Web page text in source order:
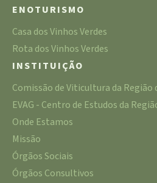
ENOTURISMO
Casa dos Vinhos Verdes
Rota dos Vinhos Verdes
INSTITUIÇÃO
Comissão de Viticultura da Região
EVAG - Centro de Estudos da
Onde Estamos
Missão
Órgãos Sociais
Órgãos Consultivos